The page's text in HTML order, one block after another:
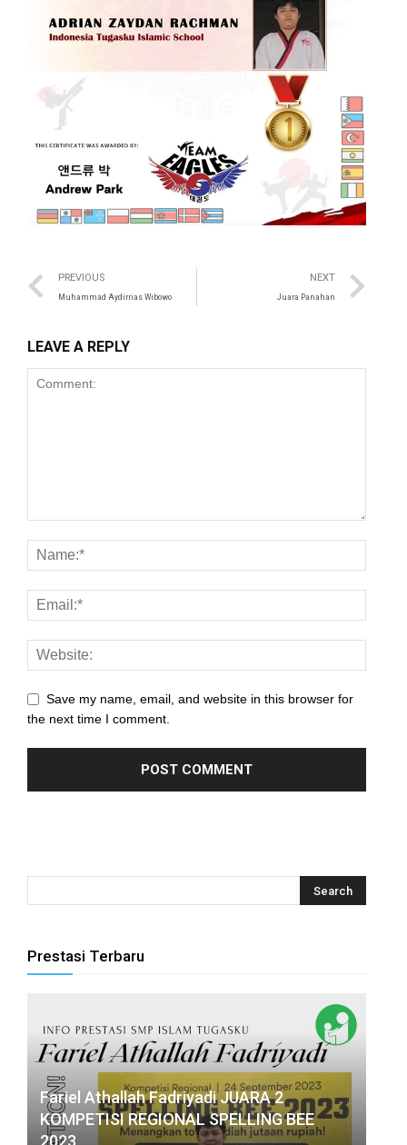
PREVIOUS
Muhammad Aydirrias Wibowo
NEXT
Juara Panahan
LEAVE A REPLY
Save my name, email, and website in this browser for
the next time I comment.
Prestasi Terbaru
Fariel Athallah Fadriyadi JUARA 2
KOMPETISI REGIONAL SPELLING BEE